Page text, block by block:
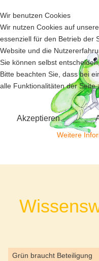
Grün braucht Beteiligung
Wir benutzen Cookies
Wir nutzen Cookies auf
essenziell für den Betrieb der
Website und die
Sie können selbst
Bitte beachten Sie, dass bei
alle Funktionalitäten der Seite
Akzeptieren
Weitere